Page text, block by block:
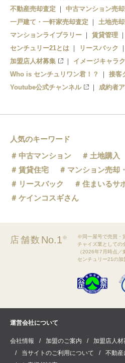
不動産売却査定
中古マンション売
一戸建て・一軒家売却査定
土地売
マンションライブラリー
賃貸管理
センチュリー21とは
リースバック
加盟店人材募集
イメージキャラ
Who is センチュリワン君！？
接客
Youtube公式チャンネル
成約者
人気のキーワード
中古マンション
土地購入
賃貸住宅
マンション売却
リースバック
住まいるサ
ケインコスギさん
店舗数 No.1※
※同一屋号で売買・
チャイズ業としての
（2026年7月時点／
センチュリー21の加
運営会社について
会社情報 加盟のご案内 加盟店人材
当サイトのご利用について
不動産